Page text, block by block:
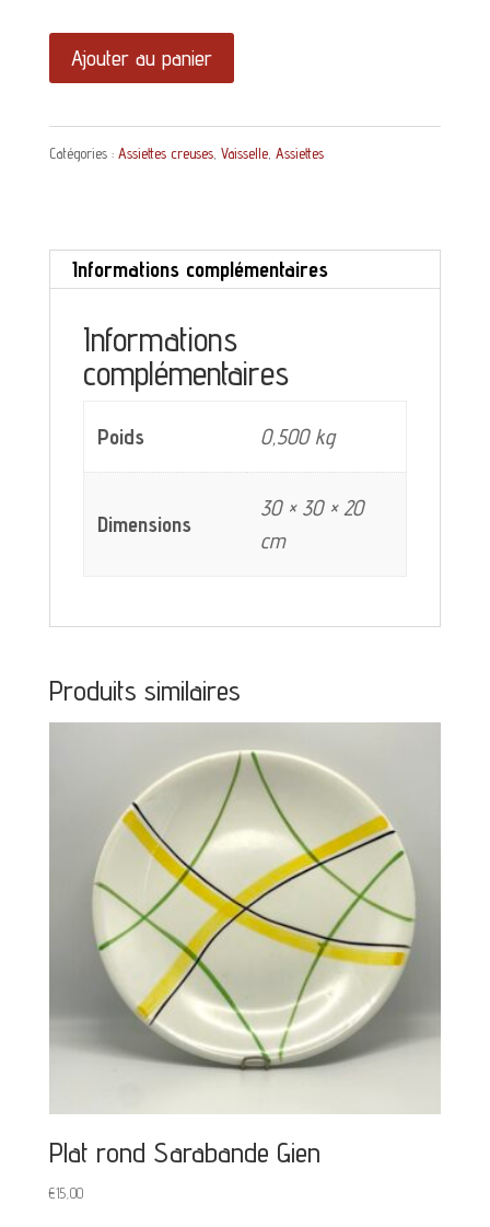
quantité
de
Assiette
creuse
de
Fer
décor
Ajouter au panier
Catégories : Assiettes creuses, Vaisselle, Assiettes
Informations complémentaires
Informations
complémentaires
Poids 0,500 kg
Dimensions
30 × 30 × 20
cm
Produits similaires
Plat rond Sarabande Gien
€15,00